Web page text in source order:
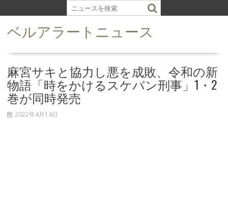
k
ベルアラートニュース
麻宮サキと協力し悪を成敗、令和の新
物語「時をかけるスケバン刑事」1・2
巻が同時発売
2022年4月14日